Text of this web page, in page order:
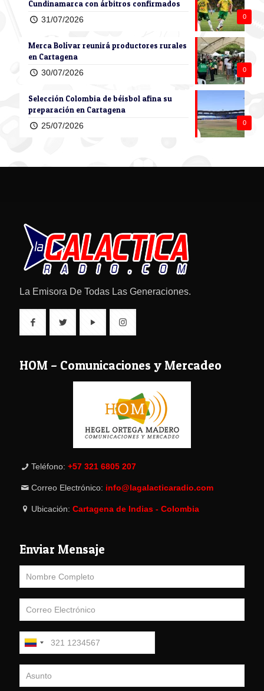
0
Cundinamarca con árbitros confirmados
31/07/2026
0
Merca Bolívar reunirá productores rurales
en Cartagena
30/07/2026
0
Selección Colombia de béisbol afina su
preparación en Cartagena
25/07/2026
La Emisora De Todas Las Generaciones.
HOM – Comunicaciones y Mercadeo
Teléfono: +57 321 6805 207
Correo Electrónico: info@lagalacticaradio.com
Ubicación: Cartagena de Indias - Colombia
Enviar Mensaje